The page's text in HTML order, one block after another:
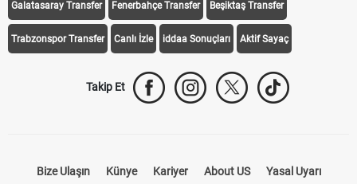
Galatasaray Transfer Fenerbahçe Transfer Beşiktaş Transfer
Trabzonspor Transfer Canlı İzle iddaa Sonuçları Aktif Sayaç